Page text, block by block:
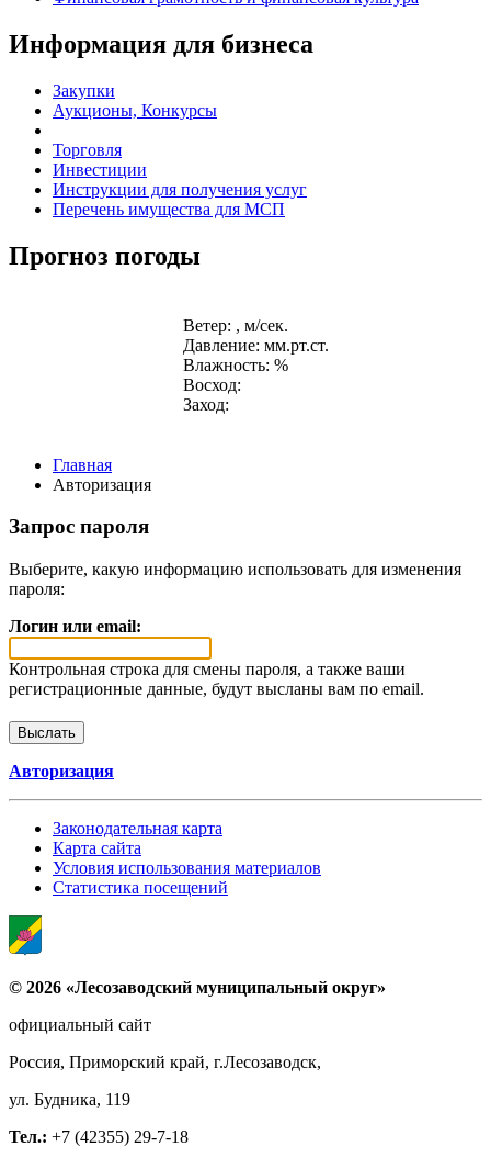
Информация для бизнеса
Закупки
Аукционы, Конкурсы
Торговля
Инвестиции
Инструкции для получения услуг
Перечень имущества для МСП
Прогноз погоды
Ветер: , м/сек.
Давление: мм.рт.ст.
Влажность: %
Восход:
Заход:
Главная
Авторизация
Запрос пароля
Выберите, какую информацию использовать для изменения
пароля:
Логин или email:
Контрольная строка для смены пароля, а также ваши
регистрационные данные, будут высланы вам по email.
Авторизация
Законодательная карта
Карта сайта
Условия использования материалов
Статистика посещений
© 2026 «Лесозаводский муниципальный округ»
официальный сайт
Россия, Приморский край, г.Лесозаводск,
ул. Будника, 119
Тел.: +7 (42355) 29-7-18